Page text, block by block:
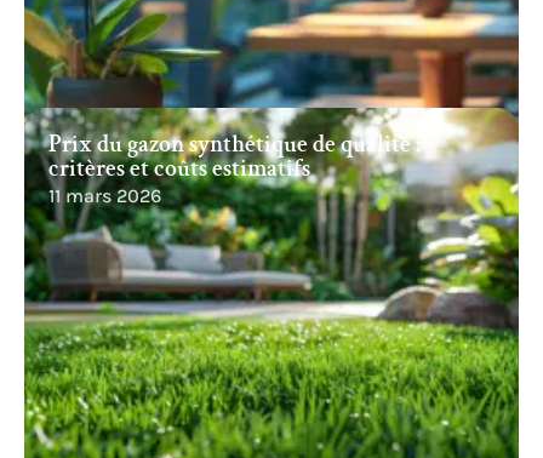
Prix du gazon synthétique de qualité :
critères et coûts estimatifs
11 mars 2026